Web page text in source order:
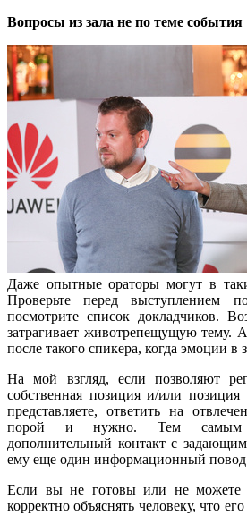
Вопросы из зала не по теме события
Даже опытные ораторы могут в
Проверьте перед выступлением
посмотрите список докладчиков.
затрагивает животрепещущую тему.
после такого спикера, когда эмоции в
На мой взгляд, если позволяют
собственная позиция и/или
представляете, ответить на
порой и нужно. Тем самым
дополнительный контакт с
ему еще один информационный
Если вы не готовы или не можете
корректно объяснять человеку, что